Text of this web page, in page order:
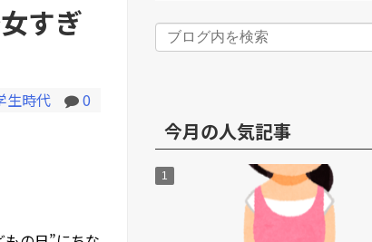
by livedoor 相互RSS
すぎ
生時代 0
今月の人気記事